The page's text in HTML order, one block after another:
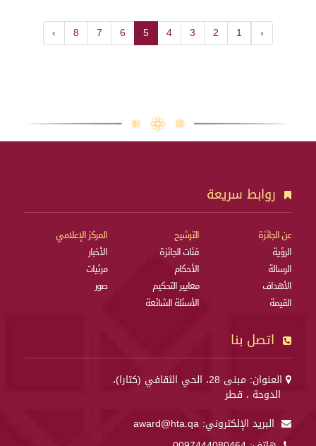
‹
1
2
3
4
5
6
7
8
›
روابط سريعة
عن الجائزة
الرؤية
الرسالة
الأهداف
القيمة
الترشيح
فئات الجائزة
الأحكام
معايير التحكيم
الأسئلة الشائعة
المركز الإعلامي
الأخبار
مرئيات
صور
اتصل بنا
العنوان: مبنى 28، الحي الثقافي (كتارا)،
الدوحة ، قطر
البريد الإلكتروني: award@hta.qa